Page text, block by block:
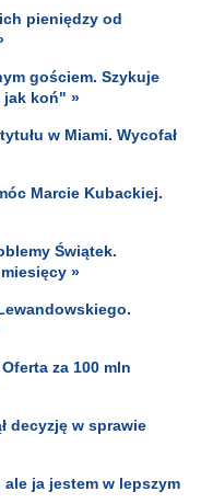
pieniędzy od
gościem. Szykuje
jak koń" »
w Miami. Wycofał
Marcie Kubackiej.
Świątek.
»
za 100 mln
decyzję w sprawie
ja jestem w lepszym